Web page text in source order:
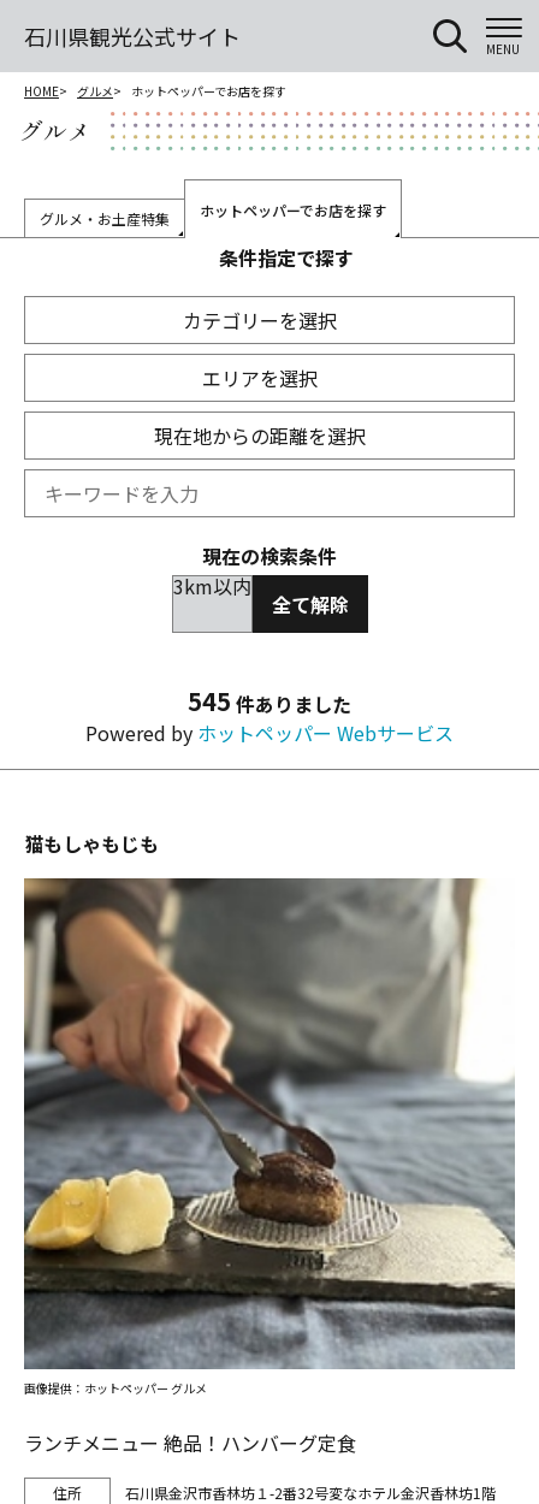
石川県観光公式サイト MENU
HOME グルメ ホットペッパーでお店を探す
グルメ
グルメ・お土産特集 ホットペッパーでお店を探す
条件指定で探す
カテゴリーを選択
エリアを選択
現在地からの距離を選択
現在の検索条件
3km以内
全て解除
545 件ありました
Powered by ホットペッパー Webサービス
猫もしゃもじも
ランチメニュー 絶品！ハンバーグ定食
石川県金沢市香林坊１-2番32号変なホテル金沢香林坊1階
画像提供：ホットペッパー グルメ